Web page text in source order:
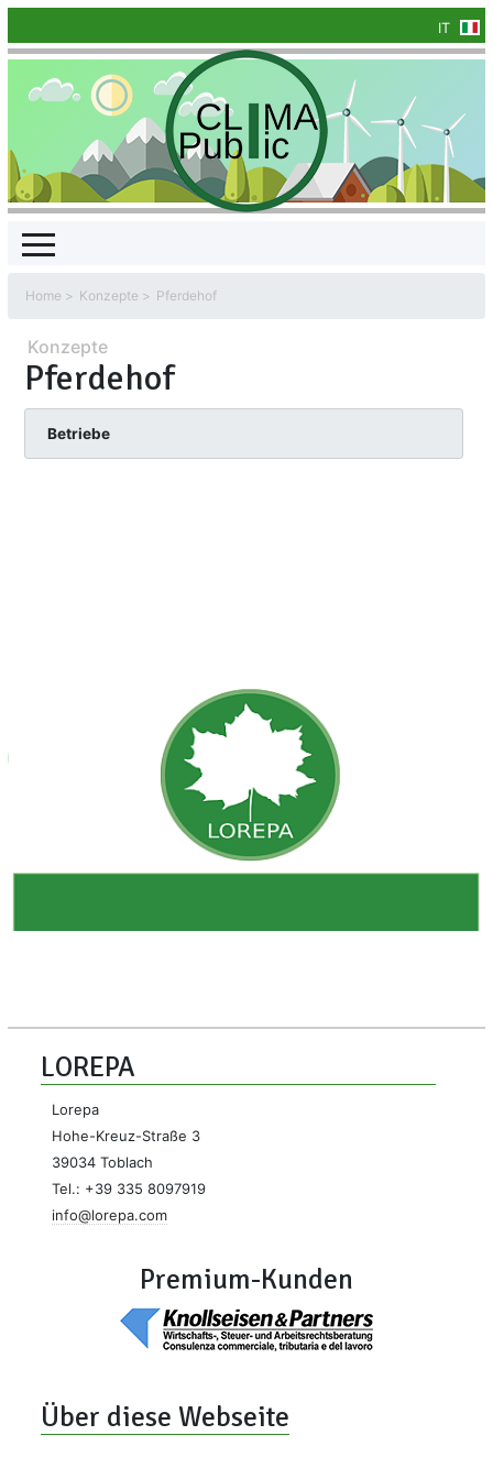
IT
Home Konzepte Pferdehof
Konzepte
Pferdehof
Betriebe
LOREPA
Lorepa
Hohe-Kreuz-Straße 3
39034 Toblach
Tel.: +39 335 8097919
info@lorepa.com
Premium-Kunden
Über diese Webseite